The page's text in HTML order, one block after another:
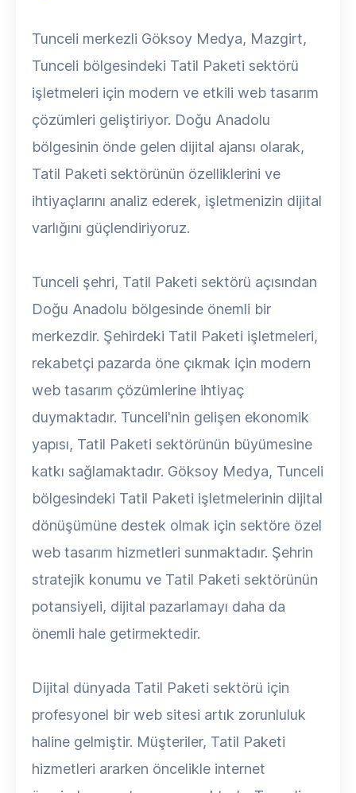
Tunceli merkezli Göksoy Medya, Mazgirt,
Tunceli bölgesindeki Tatil Paketi sektörü
işletmeleri için modern ve etkili web tasarım
çözümleri geliştiriyor. Doğu Anadolu
bölgesinin önde gelen dijital ajansı olarak,
Tatil Paketi sektörünün özelliklerini ve
ihtiyaçlarını analiz ederek, işletmenizin dijital
varlığını güçlendiriyoruz.
Tunceli şehri, Tatil Paketi sektörü açısından
Doğu Anadolu bölgesinde önemli bir
merkezdir. Şehirdeki Tatil Paketi işletmeleri,
rekabetçi pazarda öne çıkmak için modern
web tasarım çözümlerine ihtiyaç
duymaktadır. Tunceli'nin gelişen ekonomik
yapısı, Tatil Paketi sektörünün büyümesine
katkı sağlamaktadır. Göksoy Medya, Tunceli
bölgesindeki Tatil Paketi işletmelerinin dijital
dönüşümüne destek olmak için sektöre özel
web tasarım hizmetleri sunmaktadır. Şehrin
stratejik konumu ve Tatil Paketi sektörünün
potansiyeli, dijital pazarlamayı daha da
önemli hale getirmektedir.
Dijital dünyada Tatil Paketi sektörü için
profesyonel bir web sitesi artık zorunluluk
haline gelmiştir. Müşteriler, Tatil Paketi
hizmetleri ararken öncelikle internet